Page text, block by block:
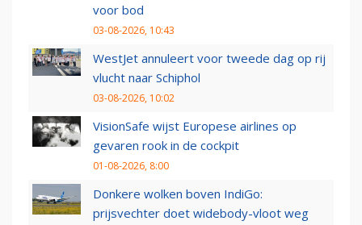
voor bod
03-08-2026, 10:43
WestJet annuleert voor tweede dag op rij
vlucht naar Schiphol
03-08-2026, 10:02
VisionSafe wijst Europese airlines op
gevaren rook in de cockpit
01-08-2026, 8:00
Donkere wolken boven IndiGo:
prijsvechter doet widebody-vloot weg